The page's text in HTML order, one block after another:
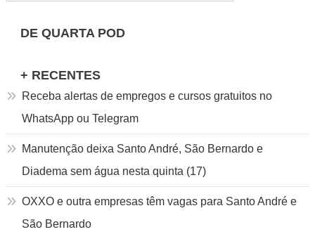
DE QUARTA POD
+ RECENTES
Receba alertas de empregos e cursos gratuitos no
WhatsApp ou Telegram
Manutenção deixa Santo André, São Bernardo e
Diadema sem água nesta quinta (17)
OXXO e outra empresas têm vagas para Santo André e
São Bernardo